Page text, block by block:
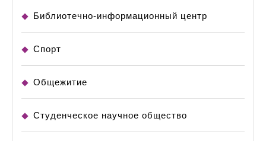
Библиотечно-информационный центр
Спорт
Общежитие
Студенческое научное общество